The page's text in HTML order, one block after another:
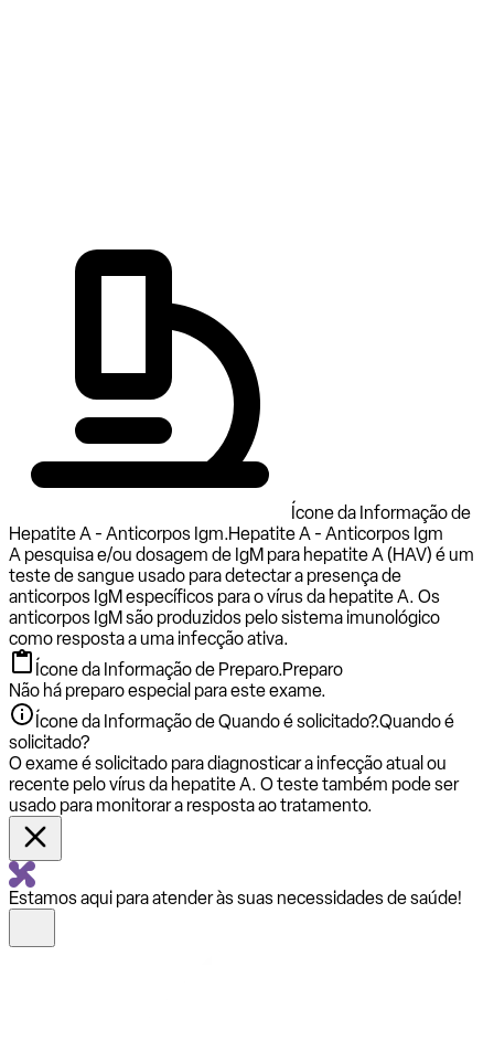
Ícone da Informação de
Hepatite A - Anticorpos Igm.Hepatite A - Anticorpos Igm
A pesquisa e/ou dosagem de IgM para hepatite A (HAV) é um
teste de sangue usado para detectar a presença de
anticorpos IgM específicos para o vírus da hepatite A. Os
anticorpos IgM são produzidos pelo sistema imunológico
como resposta a uma infecção ativa.
Ícone da Informação de Preparo.Preparo
Não há preparo especial para este exame.
Ícone da Informação de Quando é solicitado?.Quando é
solicitado?
O exame é solicitado para diagnosticar a infecção atual ou
recente pelo vírus da hepatite A. O teste também pode ser
usado para monitorar a resposta ao tratamento.
Estamos aqui para atender às suas necessidades de saúde!